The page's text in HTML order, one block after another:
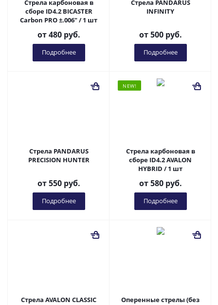
Стрела карбоновая в
сборе ID4.2 BICASTER
Carbon PRO ±.006" / 1 шт
от480 руб.
Подробнее
Стрела PANDARUS
INFINITY
от500 руб.
Подробнее
Стрела PANDARUS
PRECISION HUNTER
от550 руб.
Подробнее
NEW!
Стрела карбоновая в
сборе ID4.2 AVALON
HYBRID / 1 шт
от580 руб.
Подробнее
Стрела AVALON CLASSIC
Оперенные стрелы (без